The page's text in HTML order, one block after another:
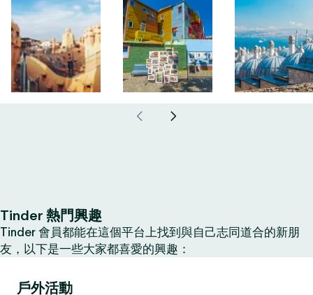
Tinder 熱門興趣
Tinder 會員都能在這個平台上找到與自己志同道合的新朋
友，以下是一些大家都喜愛的興趣：
戶外活動